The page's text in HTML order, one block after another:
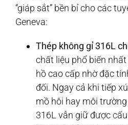
“giáp sắt” bền bỉ cho các
Geneva:
Thép không gỉ 316L
chất liệu phổ biến
hồ cao cấp nhờ đặc
đối. Ngay cả khi tiếp
mồ hôi hay môi
316L vẫn giữ được